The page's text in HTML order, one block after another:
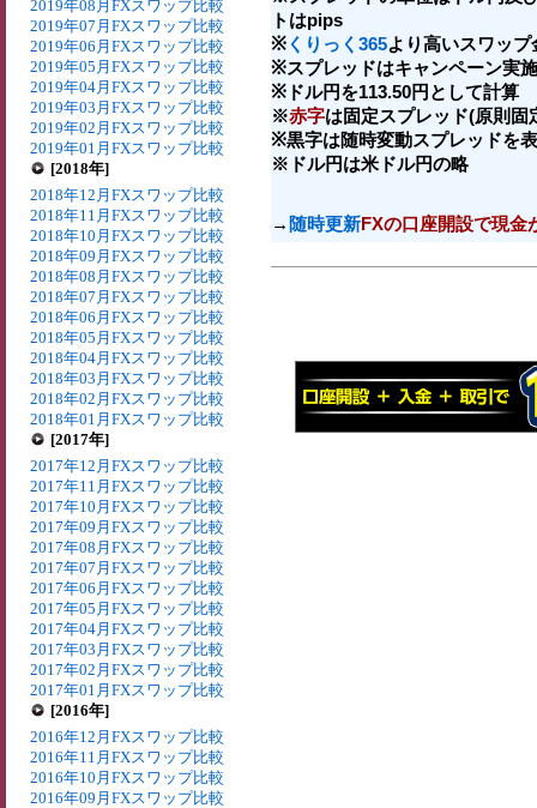
2019年08月FXスワップ比較
2019年07月FXスワップ比較
2019年06月FXスワップ比較
2019年05月FXスワップ比較
2019年04月FXスワップ比較
2019年03月FXスワップ比較
2019年02月FXスワップ比較
2019年01月FXスワップ比較
[2018年]
2018年12月FXスワップ比較
2018年11月FXスワップ比較
2018年10月FXスワップ比較
2018年09月FXスワップ比較
2018年08月FXスワップ比較
2018年07月FXスワップ比較
2018年06月FXスワップ比較
2018年05月FXスワップ比較
2018年04月FXスワップ比較
2018年03月FXスワップ比較
2018年02月FXスワップ比較
2018年01月FXスワップ比較
[2017年]
2017年12月FXスワップ比較
2017年11月FXスワップ比較
2017年10月FXスワップ比較
2017年09月FXスワップ比較
2017年08月FXスワップ比較
2017年07月FXスワップ比較
2017年06月FXスワップ比較
2017年05月FXスワップ比較
2017年04月FXスワップ比較
2017年03月FXスワップ比較
2017年02月FXスワップ比較
2017年01月FXスワップ比較
[2016年]
2016年12月FXスワップ比較
2016年11月FXスワップ比較
2016年10月FXスワップ比較
2016年09月FXスワップ比較
トはpips
※ くりっく365より高いスワップ
※スプレッドはキャンペーン実
※ドル円を113.50円として計算
※赤字は固定スプレッド(原則固
※黒字は随時変動スプレッドを
※ドル円は米ドル円の略
→ 随時更新FXの口座開設で現金